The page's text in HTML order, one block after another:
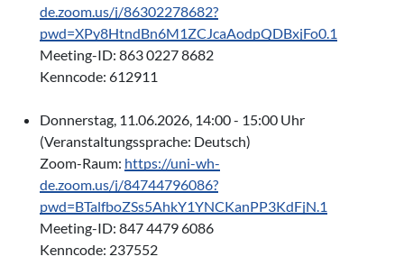
de.zoom.us/j/86302278682?
pwd=XPy8HtndBn6M1ZCJcaAodpQDBxjFo0.1
Meeting-ID: 863 0227 8682
Kenncode: 612911
Donnerstag, 11.06.2026, 14:00 - 15:00 Uhr
(Veranstaltungssprache: Deutsch)
Zoom-Raum: https://uni-wh-
de.zoom.us/j/84744796086?
pwd=BTalfboZSs5AhkY1YNCKanPP3KdFjN.1
Meeting-ID: 847 4479 6086
Kenncode: 237552